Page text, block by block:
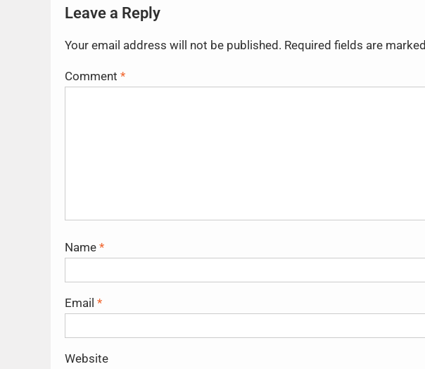
Leave a Reply
Your email address will not be published. Required fields are marked
Comment *
Name *
Email *
Website